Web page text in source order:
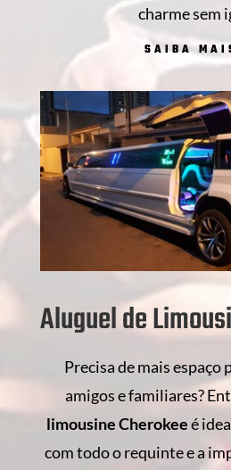
charme sem
SAIBA
Aluguel de
Precisa de mais espaço
amigos e familiares?
limousine Cherokeeé
com todo o requinte e a